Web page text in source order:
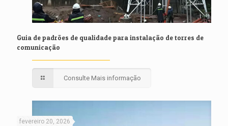
Guia de padrões de qualidade para instalação de torres de
comunicação
Consulte Mais informação
fevereiro 20, 2026